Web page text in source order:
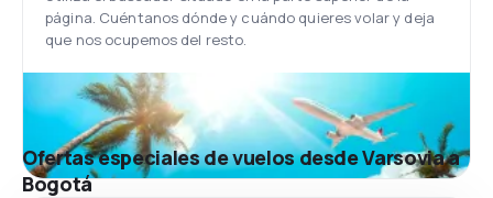
página. Cuéntanos dónde y cuándo quieres volar y deja
que nos ocupemos del resto.
Ofertas especiales de vuelos desde Varsovia a
Bogotá